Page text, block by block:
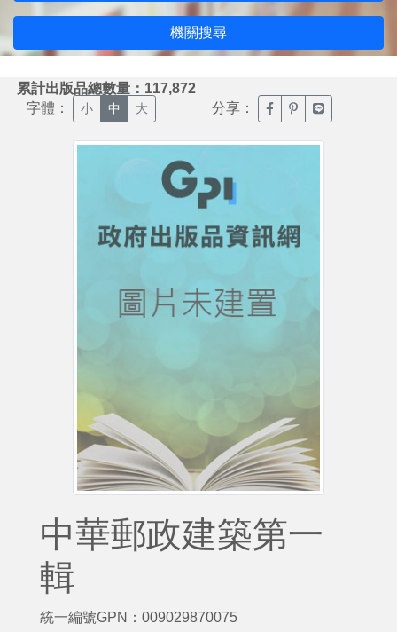
機關搜尋
累計出版品總數量：117,872
字體： 小 中 大 分享： 臉書分享(另開新視窗)
噗浪分享(另開新
Line分享(另
中華郵政建築第一
輯
統一編號GPN：009029870075